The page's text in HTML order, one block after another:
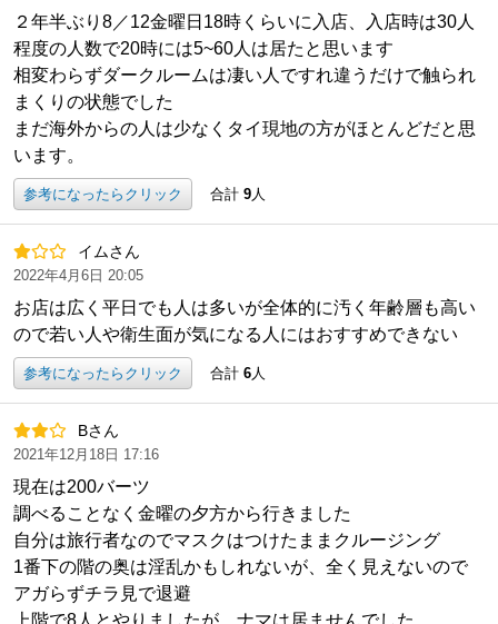
２年半ぶり8／12金曜日18時くらいに入店、入店時は30人
程度の人数で20時には5~60人は居たと思います
相変わらずダークルームは凄い人ですれ違うだけで触られ
まくりの状態でした
まだ海外からの人は少なくタイ現地の方がほとんどだと思
います。
参考になったらクリック 合計 9人
イムさん
2022年4月6日 20:05
お店は広く平日でも人は多いが全体的に汚く年齢層も高い
ので若い人や衛生面が気になる人にはおすすめできない
参考になったらクリック 合計 6人
Bさん
2021年12月18日 17:16
現在は200バーツ
調べることなく金曜の夕方から行きました
自分は旅行者なのでマスクはつけたままクルージング
1番下の階の奥は淫乱かもしれないが、全く見えないので
アガらずチラ見で退避